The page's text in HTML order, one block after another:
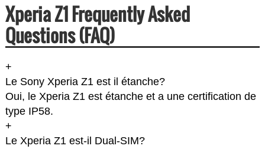
Xperia Z1 Frequently Asked
Questions (FAQ)
+
Le Sony Xperia Z1 est il étanche?
Oui, le Xperia Z1 est étanche et a une certification de
type IP58.
+
Le Xperia Z1 est-il Dual-SIM?